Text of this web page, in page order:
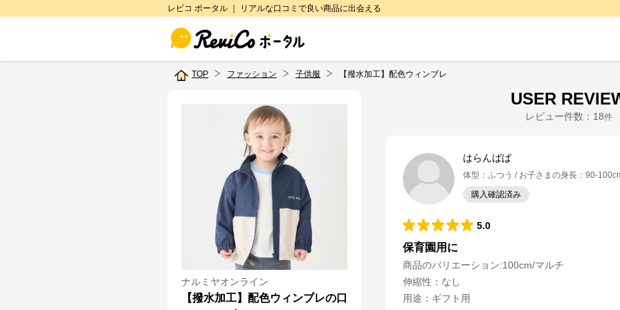
レビコ ポータル ｜ リアルな口コミで良い商品に出会える
TOP ファッション 子供服 【撥水加工】配色ウィンブレ
ナルミヤオンライン
【撥水加工】配色ウィンブレの口
USER
レビュー件数： 18件
はらんばば
体型 ： ふつう お子さまの身長 ： 90-
購入確認済み
5.0
保育園用に
商品のバリエーション:100cm/マルチ
伸縮性 ： なし
用途 ： ギフト用